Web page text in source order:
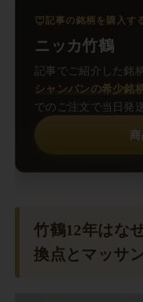
記事の銘柄を購入す
ニッカ竹鶴
記事でご紹介した銘
シャンパンの希少銘
でのご注文で当日発
竹鶴12年はな
換点とマッサ